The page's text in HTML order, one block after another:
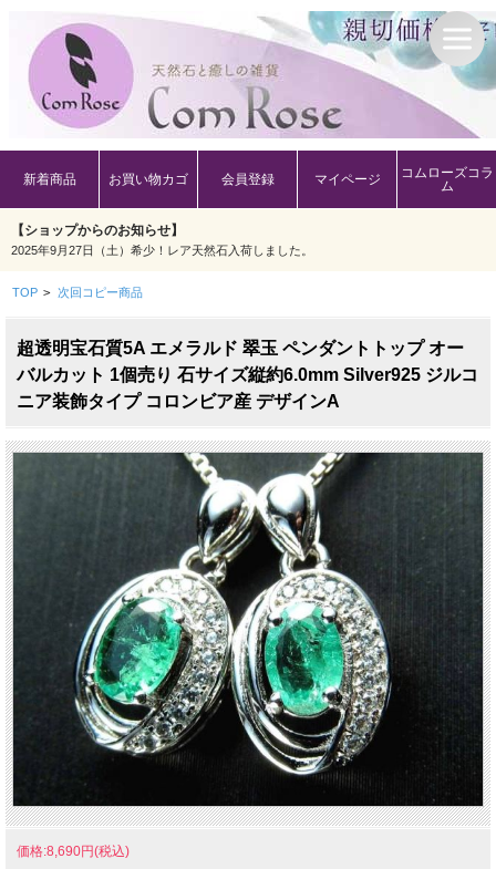
新着商品 お買い物カゴ 会員登録 マイページ
コムローズコラ
ム
【ショップからのお知らせ】
2025年9月27日（土）希少！レア天然石入荷しました。
TOP > 次回コピー商品
超透明宝石質5A エメラルド 翠玉 ペンダントトップ オー
バルカット 1個売り 石サイズ縦約6.0mm Silver925 ジルコ
ニア装飾タイプ コロンビア産 デザインA
価格:8,690円(税込)